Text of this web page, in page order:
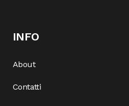
INFO
About
Contatti